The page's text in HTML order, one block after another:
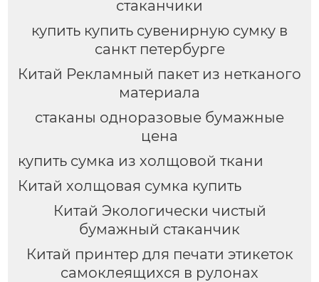
стаканчики
купить купить сувенирную сумку в
санкт петербурге
Китай Рекламный пакет из нетканого
материала
стаканы одноразовые бумажные
цена
купить сумка из холщовой ткани
Китай холщовая сумка купить
Китай Экологически чистый
бумажный стаканчик
Китай принтер для печати этикеток
самоклеящихся в рулонах